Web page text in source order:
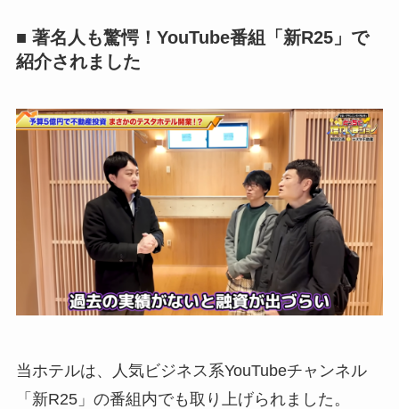
■ 著名人も驚愕！YouTube番組「新R25」で
紹介されました
当ホテルは、人気ビジネス系YouTubeチャンネル
「新R25」の番組内でも取り上げられました。